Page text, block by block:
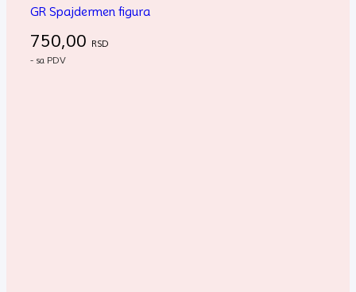
GR Spajdermen figura
750,00 RSD
- sa PDV